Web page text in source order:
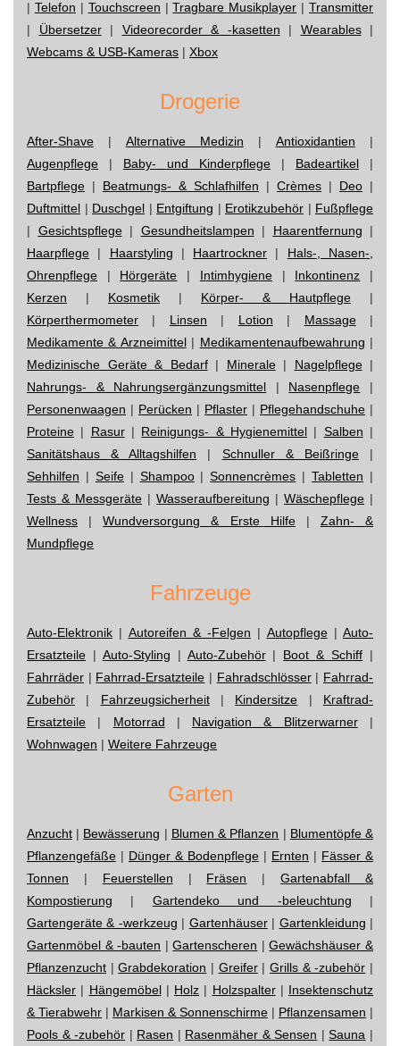
| Telefon | Touchscreen |Tragbare Musikplayer | Transmitter
| Übersetzer| Videorecorder & -kasetten | Wearables|
Webcams & USB-Kameras | Xbox
Drogerie
After-Shave | Alternative Medizin | Antioxidantien |
Augenpflege | Baby- und Kinderpflege | Badeartikel |
Bartpflege | Beatmungs- & Schlafhilfen | Crèmes | Deo |
Duftmittel | Duschgel | Entgiftung | Erotikzubehör | Fußpflege
| Gesichtspflege| Gesundheitslampen | Haarentfernung |
Haarpflege | Haarstyling | Haartrockner | Hals-, Nasen-,
Ohrenpflege | Hörgeräte | Intimhygiene| Inkontinenz |
Kerzen | Kosmetik | Körper- & Hautpflege |
Körperthermometer | Linsen | Lotion | Massage|
Medikamente & Arzneimittel| Medikamentenaufbewahrung |
Medizinische Geräte & Bedarf| Minerale| Nagelpflege|
Nahrungs- & Nahrungsergänzungsmittel | Nasenpflege |
Personenwaagen | Perücken | Pflaster | Pflegehandschuhe |
Proteine | Rasur| Reinigungs- & Hygienemittel | Salben |
Sanitätshaus & Alltagshilfen | Schnuller & Beißringe|
Sehhilfen | Seife| Shampoo|Sonnencrèmes |Tabletten |
Tests & Messgeräte | Wasseraufbereitung | Wäschepflege |
Wellness |Wundversorgung & Erste Hilfe| Zahn- &
Mundpflege
Fahrzeuge
Auto-Elektronik | Autoreifen & -Felgen | Autopflege| Auto-
Ersatzteile | Auto-Styling | Auto-Zubehör| Boot & Schiff |
Fahrräder | Fahrrad-Ersatzteile | Fahradschlösser| Fahrrad-
Zubehör | Fahrzeugsicherheit| Kindersitze | Kraftrad-
Ersatzteile | Motorrad | Navigation & Blitzerwarner|
Wohnwagen | Weitere Fahrzeuge
Garten
Anzucht | Bewässerung | Blumen & Pflanzen | Blumentöpfe &
Pflanzengefäße | Dünger & Bodenpflege | Ernten | Fässer &
Tonnen | Feuerstellen | Fräsen |Gartenabfall &
Kompostierung | Gartendeko und -beleuchtung |
Gartengeräte & -werkzeug | Gartenhäuser| Gartenkleidung |
Gartenmöbel & -bauten |Gartenscheren |Gewächshäuser &
Pflanzenzucht |Grabdekoration | Greifer|Grills & -zubehör |
Häcksler | Hängemöbel| Holz | Holzspalter| Insektenschutz
& Tierabwehr | Markisen & Sonnenschirme | Pflanzensamen |
Pools & -zubehör | Rasen | Rasenmäher & Sensen |Sauna |